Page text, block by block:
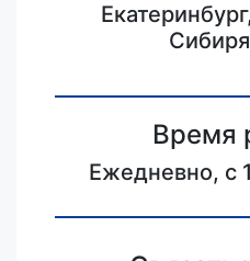
Время
Ежедневно, с